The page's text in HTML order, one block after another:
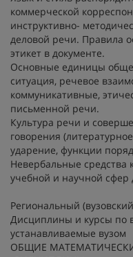
коммерческой
инструктивно-
деловой речи. Правила
этикет в документе.
Основные единицы
ситуация, речевое
коммуникативные,
письменной речи.
Культура речи и
говорения
ударение, функции
Невербальные
учебной и научной сфер
Региональный
Дисциплины и курсы по
устанавливаемые вузом
ОБЩИЕ